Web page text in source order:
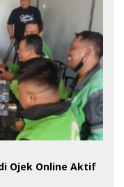
Ojek Online Aktif